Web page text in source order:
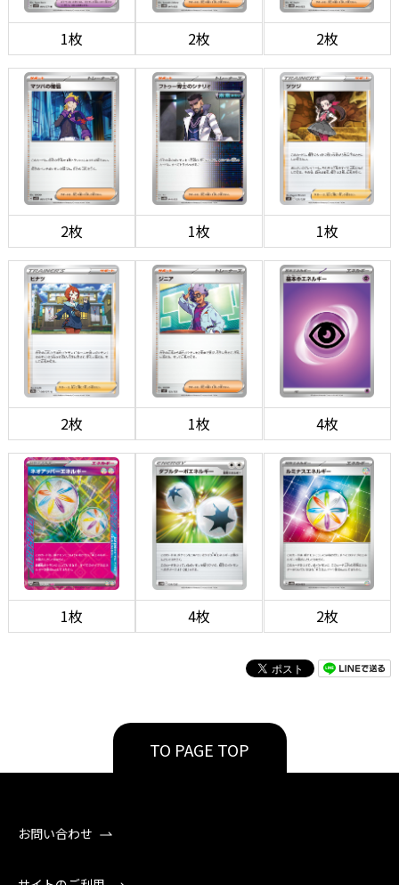
1枚 2枚 2枚
2枚 1枚 1枚
2枚 1枚 4枚
1枚 4枚 2枚
TO PAGE TOP
お問い合わせ